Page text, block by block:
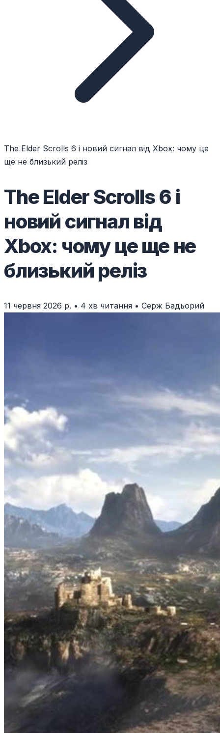
The Elder Scrolls 6 і новий сигнал від Xbox: чому це
ще не близький реліз
The Elder Scrolls 6 і
новий сигнал від
Xbox: чому це ще не
близький реліз
11 червня 2026 р. • 4 хв читання • Серж Бадьорий